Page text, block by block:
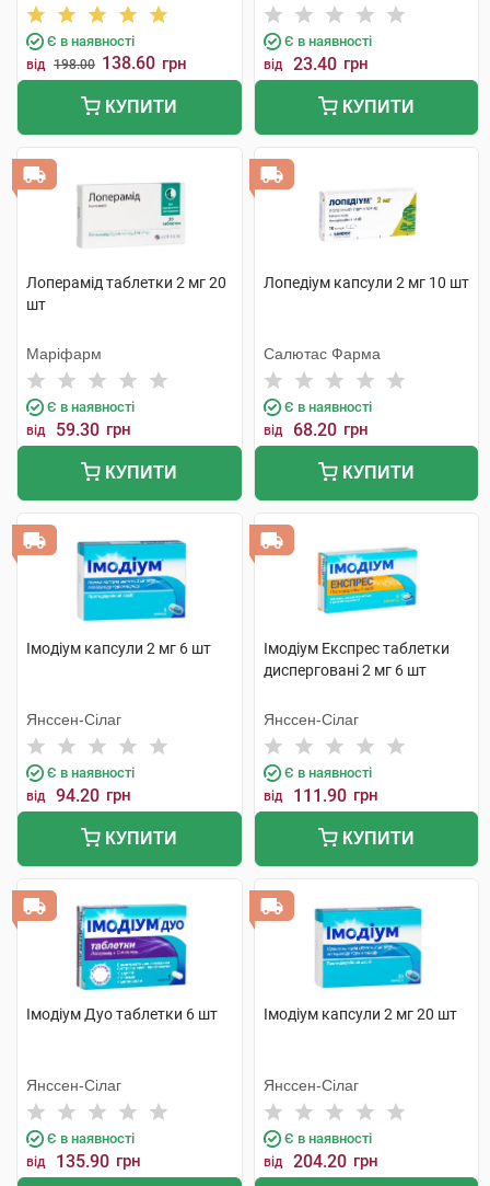
НІМЕЧЧИНА
Є в наявності
від 198.00 138.60 грн
КУПИТИ
Є в наявності
від 23.40 грн
КУПИТИ
Лоперамід таблетки 2 мг 20
шт
Маріфарм
Є в наявності
від 59.30 грн
КУПИТИ
Лопедіум капсули 2 мг 10 шт
Салютас Фарма
Є в наявності
від 68.20 грн
КУПИТИ
Імодіум капсули 2 мг 6 шт
Янссен-Сілаг
Є в наявності
від 94.20 грн
КУПИТИ
Імодіум Експрес таблетки
дисперговані 2 мг 6 шт
Янссен-Сілаг
Є в наявності
від 111.90 грн
КУПИТИ
Імодіум Дуо таблетки 6 шт
Янссен-Сілаг
Є в наявності
від 135.90 грн
Імодіум капсули 2 мг 20 шт
Янссен-Сілаг
Є в наявності
від 204.20 грн